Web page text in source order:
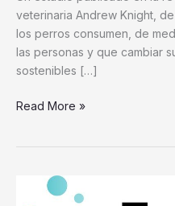
veterinaria Andrew Knight,
los perros consumen, de
las personas y que cambiar
sostenibles […]
Read More »
Formerra